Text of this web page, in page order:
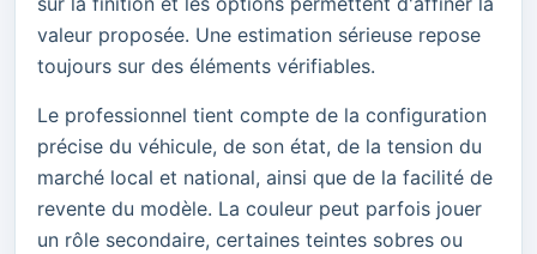
valeur proposée. Une estimation sérieuse repose
toujours sur des éléments vérifiables.
Le professionnel tient compte de la configuration
précise du véhicule, de son état, de la tension du
marché local et national, ainsi que de la facilité de
revente du modèle. La couleur peut parfois jouer
un rôle secondaire, certaines teintes sobres ou